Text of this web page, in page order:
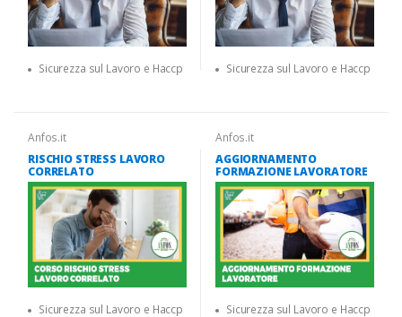
Sicurezza sul Lavoro e Haccp Sicurezza sul Lavoro e Haccp
Anfos.it
RISCHIO STRESS LAVORO
CORRELATO
Sicurezza sul Lavoro e Haccp
Anfos.it
AGGIORNAMENTO
FORMAZIONE LAVORATORE
Sicurezza sul Lavoro e Haccp